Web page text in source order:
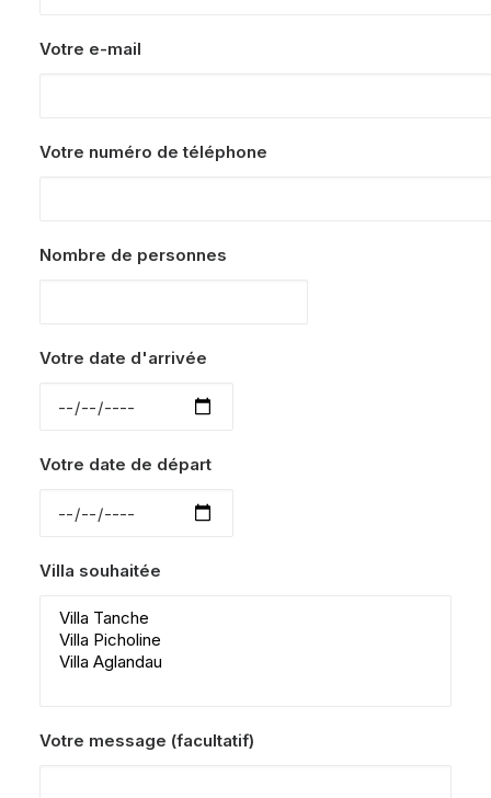
Votre e-mail
Votre numéro de téléphone
Nombre de personnes
Votre date d'arrivée
Votre date de départ
Villa souhaitée
Votre message (facultatif)